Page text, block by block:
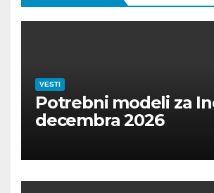
VESTI
Potrebni modeli za
decembra 2026